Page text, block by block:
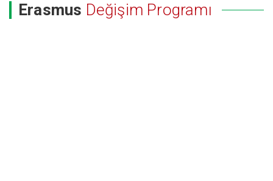
Erasmus Değişim Programı